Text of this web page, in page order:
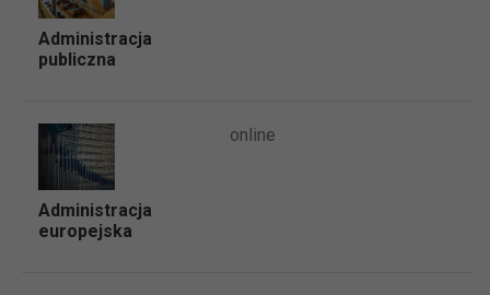
Administracja
publiczna
Administracja
europejska
online